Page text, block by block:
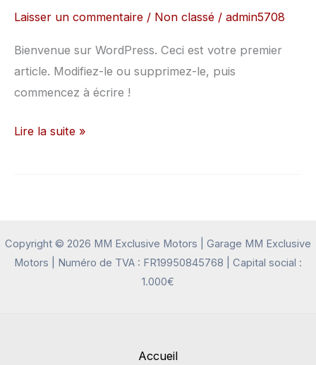
Laisser un commentaire / Non classé / admin5708
Bienvenue sur WordPress. Ceci est votre premier
article. Modifiez-le ou supprimez-le, puis
commencez à écrire !
monde !
Lire la suite »
Copyright © 2026 MM Exclusive Motors | Garage MM Exclusive
Motors | Numéro de TVA : FR19950845768 | Capital social :
1.000€
Accueil